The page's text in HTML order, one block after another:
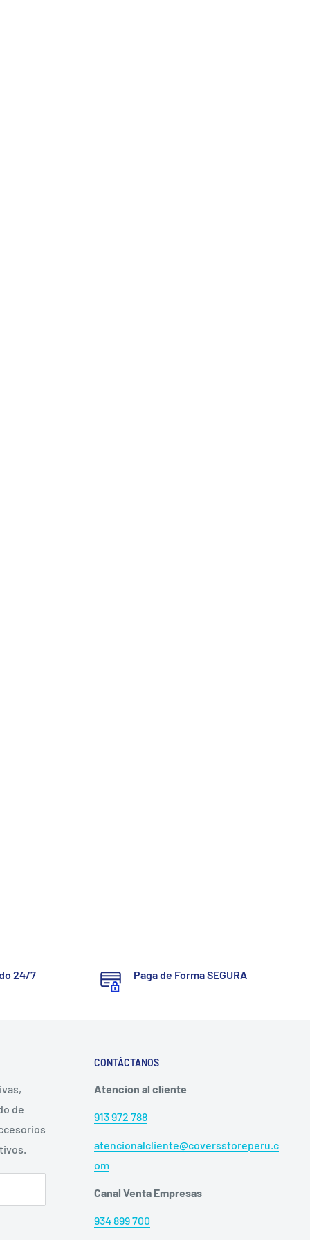
24/7 Paga de Forma SEGURA
de
CONTÁCTANOS
Atencion al cliente
913 972 788
atencionalcliente@coversstoreperu.c
om
Canal Venta Empresas
934 899 700